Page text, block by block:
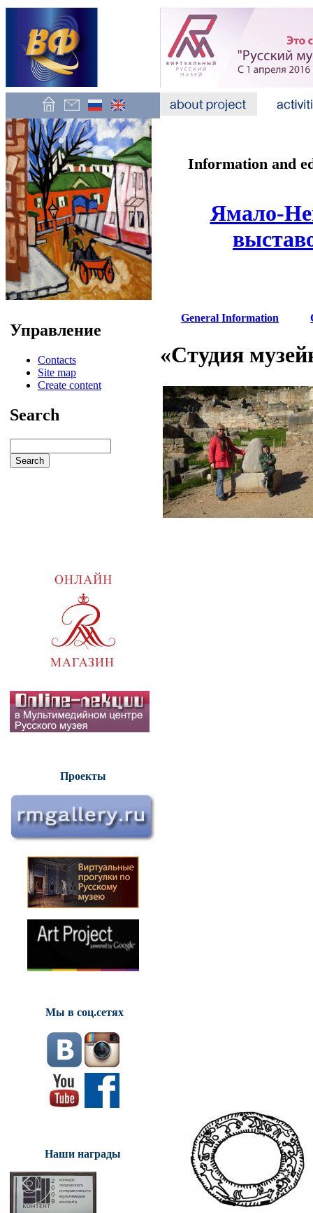
Управление
Contacts
Site map
Create content
Search
Проекты
Мы в соц.сетях
Наши награды
Information and
Ямало-
General Information
«Студия